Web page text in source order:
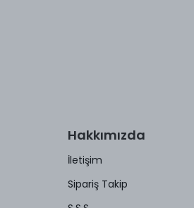
Hakkımızda
İletişim
Sipariş Takip